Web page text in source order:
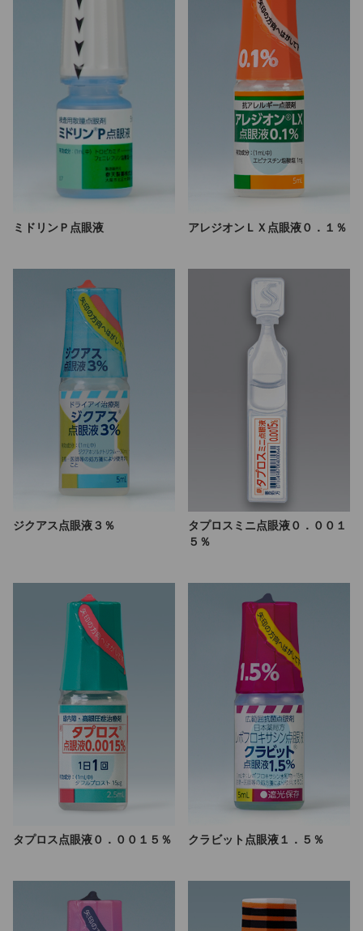
ミドリンＰ点眼液 アレジオンＬＸ点眼液０．１％
ジクアス点眼液３％
タプロスミニ点眼液０．００１
５％
タプロス点眼液０．００１５％ クラビット点眼液１．５％